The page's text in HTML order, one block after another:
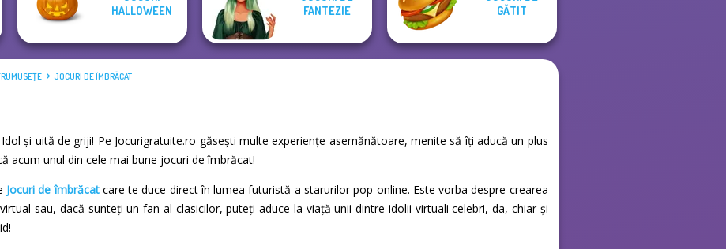
HALLOWEEN
FANTEZIE
GĂTIT
JOCURI DE ÎMBRĂCAT
și uită de griji! Pe Jocurigratuite.ro găsești multe experiențe asemănătoare, menite să îți aducă un plus
acum unul din cele mai bune jocuri de îmbrăcat!
Jocuri de îmbrăcatcare te duce direct în lumea futuristă a starurilor pop online. Este vorba despre crearea
sau, dacă sunteți un fan al clasicilor, puteți aduce la viață unii dintre idolii virtuali celebri, da, chiar și